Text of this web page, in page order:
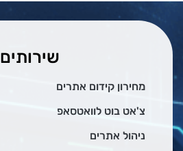
שירותים
מחירון קידום אתרים
צ'אט בוט לוואטסאפ
ניהול אתרים